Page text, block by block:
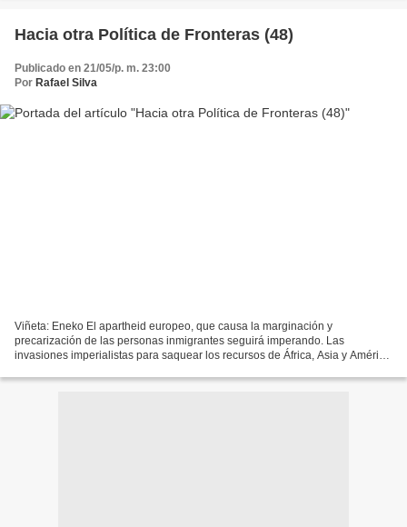
Hacia otra Política de Fronteras (48)
Publicado en 21/05/p. m. 23:00
Por Rafael Silva
Viñeta: Eneko El apartheid europeo, que causa la marginación y
precarización de las personas inmigrantes seguirá imperando. Las
invasiones imperialistas para saquear los recursos de África, Asia y América